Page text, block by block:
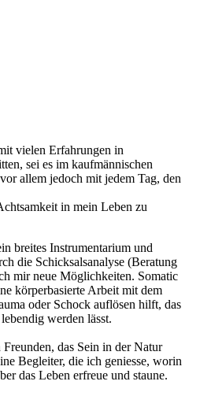
vielen Erfahrungen in
sei es im kaufmännischen
allem jedoch mit jedem Tag, den
in mein Leben zu
breites Instrumentarium und
die Schicksalsanalyse (Beratung
mir neue Möglichkeiten. Somatic
körperbasierte Arbeit mit dem
oder Schock auflösen hilft, das
werden lässt.
das Sein in der Natur
Begleiter, die ich geniesse, worin
das Leben erfreue und staune.